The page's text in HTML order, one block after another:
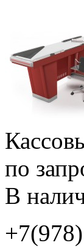
по
В